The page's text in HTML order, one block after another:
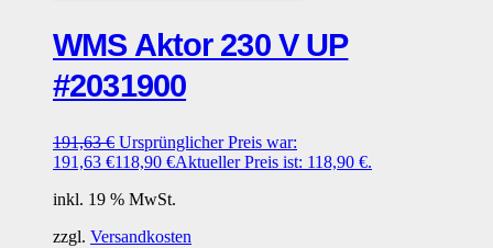
WMS Aktor 230 V UP
#2031900
191,63€ Ursprünglicher Preis war:
191,63 €118,90 €Aktueller Preis ist: 118,90 €.
inkl. 19 % MwSt.
zzgl. Versandkosten